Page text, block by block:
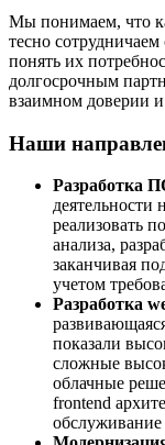
Мы понимаем, что
тесно
понять их
долгосрочным
взаимном доверии и
Наши
Разработка
реализовать
анализа,
заканчивая
учетом
Разработка
показали
сложные
облачные
frontend
обслуживание